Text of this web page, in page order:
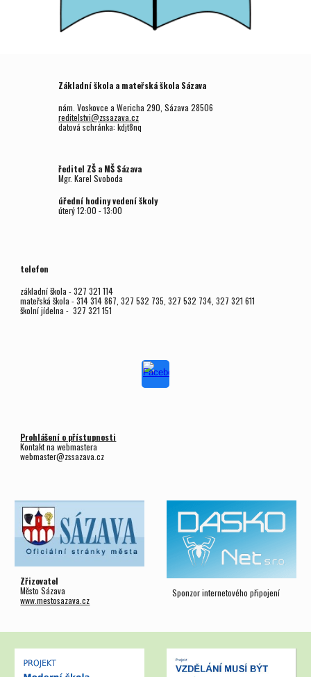
Základní škola a mateřská škola Sázava
nám. Voskovce a Wericha 290, Sázava 28506
reditelstvi@zssazava.cz
datová schránka: kdjt8nq
ředitel ZŠ a MŠ Sázava
Mgr.Karel Svoboda
úřední hodiny vedení školy
úterý12:00 - 13:00
telefon
základní škola - 327 321 114
mateřská škola - 314 314 867, 327 532 735, 327 532 734, 327 321 611
školní jídelna - 327 321 151
Prohlášení o přístupnosti
Kontakt na webmastera
webmaster@zssazava.cz
Zřizovatel
Město Sázava
www.mestosazava.cz
Sponzor internetového připojení